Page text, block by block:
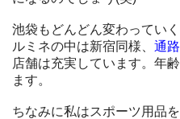
池袋もどんどん変わっていく
ルミネの中は新宿同様、通
店舗は充実しています。年
ます。
ちなみに私はスポーツ用品